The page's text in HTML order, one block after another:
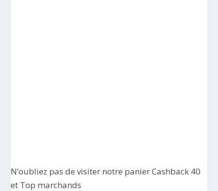
N’oubliez pas de visiter notre panierCashback 40
et Top marchands